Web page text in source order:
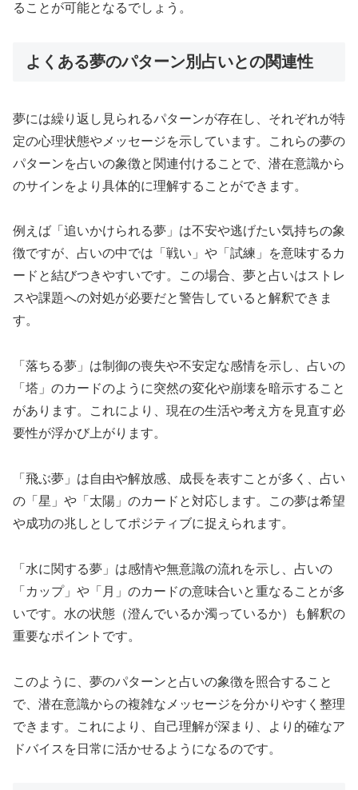
ることが可能となるでしょう。
よくある夢のパターン別占いとの関連性
夢には繰り返し見られるパターンが存在し、それぞれが特
定の心理状態やメッセージを示しています。これらの夢の
パターンを占いの象徴と関連付けることで、潜在意識から
のサインをより具体的に理解することができます。
例えば「追いかけられる夢」は不安や逃げたい気持ちの象
徴ですが、占いの中では「戦い」や「試練」を意味するカ
ードと結びつきやすいです。この場合、夢と占いはストレ
スや課題への対処が必要だと警告していると解釈できま
す。
「落ちる夢」は制御の喪失や不安定な感情を示し、占いの
「塔」のカードのように突然の変化や崩壊を暗示すること
があります。これにより、現在の生活や考え方を見直す必
要性が浮かび上がります。
「飛ぶ夢」は自由や解放感、成長を表すことが多く、占い
の「星」や「太陽」のカードと対応します。この夢は希望
や成功の兆しとしてポジティブに捉えられます。
「水に関する夢」は感情や無意識の流れを示し、占いの
「カップ」や「月」のカードの意味合いと重なることが多
いです。水の状態（澄んでいるか濁っているか）も解釈の
重要なポイントです。
このように、夢のパターンと占いの象徴を照合すること
で、潜在意識からの複雑なメッセージを分かりやすく整理
できます。これにより、自己理解が深まり、より的確なア
ドバイスを日常に活かせるようになるのです。